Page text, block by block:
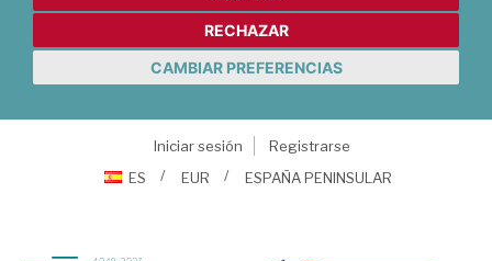
RECHAZAR
CAMBIAR PREFERENCIAS
Iniciar sesión
Registrarse
ES
EUR ESPAÑA PENINSULAR